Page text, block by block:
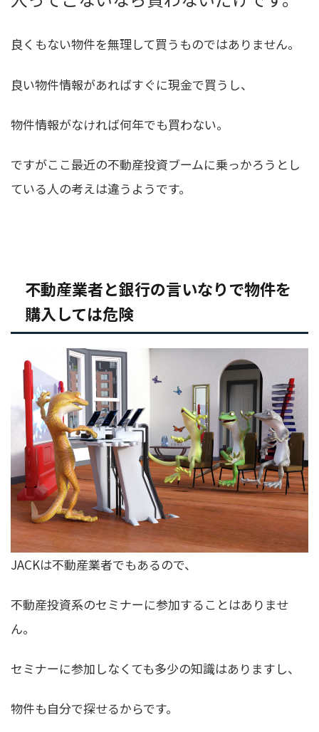
良くもない物件を無理して買うものではありません。
良い物件情報があればすぐに現金で買うし、
物件情報がなければ何年でも買わない。
ですがここ最近の不動産投資ブームに乗っかろうとし
ている人の考えは違うようです。
不動産業者と銀行の言いなりで物件を
購入しては危険
JACKは不動産業者でもあるので、
不動産投資系のセミナーに参加することはありませ
ん。
セミナーに参加しなくても多少の知識はありますし、
物件も自分で探せるからです。